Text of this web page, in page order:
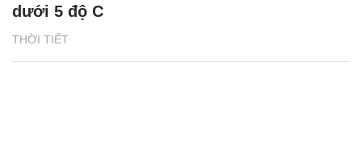
THỜI TIẾT
dưới 5 độ C